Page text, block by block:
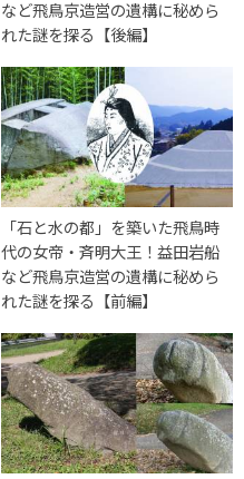
など飛鳥京造営の遺構に秘めら
れた謎を探る【後編】
「石と水の都」を築いた飛鳥時
代の女帝・斉明大王！益田岩船
など飛鳥京造営の遺構に秘めら
れた謎を探る【前編】